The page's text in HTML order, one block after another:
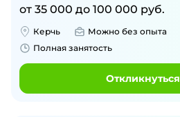
от 35 000 до 100 000 руб.
Керчь Можно без опыта
Полная занятость
Откликнуться